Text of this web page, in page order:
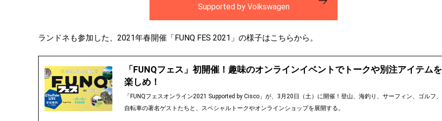
Supported by Volkswagen
ランドネも参加した、2021年春開催「FUNQ FES 2021」の様子はこちらから。
「FUNQフェス」初開催！趣味のオンラインイベントでトークや別注アイテムを
楽しめ！
「FUNQフェスオンライン2021 Supported by Cisco」が、3月20日（土）に開催！登山、海釣り、サーフィン、ゴルフ、
自転車の著名ゲストたちと、スペシャルトークやオンラインショップを展開する。